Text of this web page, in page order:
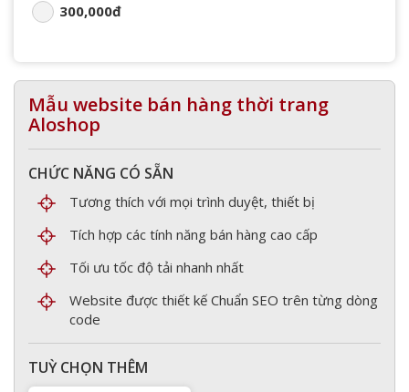
300,000đ
Mẫu website bán hàng thời trang
Aloshop
CHỨC NĂNG CÓ SẴN
Tương thích với mọi trình duyệt, thiết bị
Tích hợp các tính năng bán hàng cao cấp
Tối ưu tốc độ tải nhanh nhất
Website được thiết kế Chuẩn SEO trên từng dòng
code
TUỲ CHỌN THÊM